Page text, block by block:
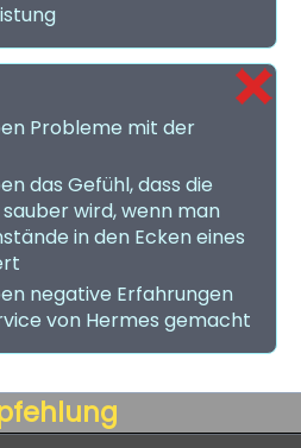
Probleme mit der
das Gefühl, dass die
wird, wenn man
in den Ecken eines
negative Erfahrungen
von Hermes gemacht